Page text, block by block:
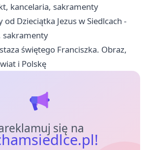
kancelaria, sakramenty
od Dzieciątka Jezus w Siedlcach -
sakramenty
świętego Franciszka. Obraz,
i Polskę
się na